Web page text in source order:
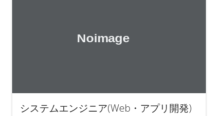
システムエンジニア(Web・アプリ開発)